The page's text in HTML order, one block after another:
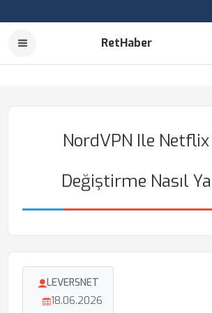
RetHaber
NordVPN Ile
Değiştirme Nasıl
LEVERSNET
18.06.2026